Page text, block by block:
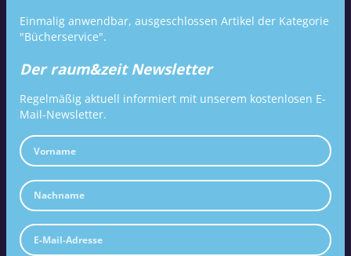
Einmalig anwendbar, ausgeschlossen Artikel der Kategorie
"Bücherservice".
Der raum&zeit Newsletter
Regelmäßig aktuell informiert mit unserem kostenlosen E-
Mail-Newsletter.